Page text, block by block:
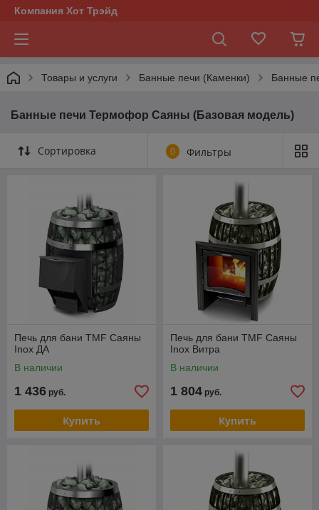
Компания Хот Трэйд
Товары и услуги Банные печи (Каменки) Банные
Банные печи Термофор Саяны (Базовая модель)
Сортировка 0 Фильтры
Печь для бани TMF Саяны
Inox ДА
В наличии
1 436 руб.
Купить
Печь для бани TMF Саяны
Inox Витра
В наличии
1 804 руб.
Купить